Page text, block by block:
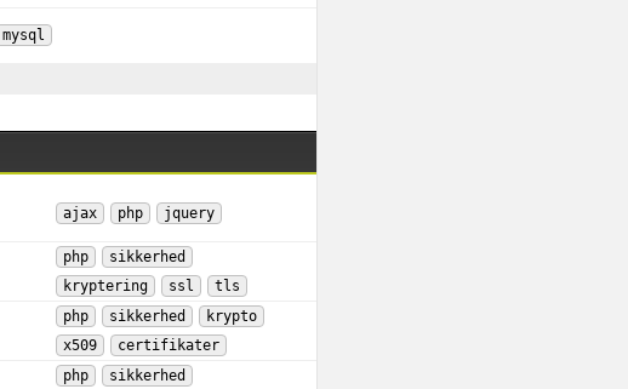
mysql
ajax php jquery
php
sikkerhed
kryptering
ssl tls
php sikkerhed
krypto
x509
certifikater
php
sikkerhed